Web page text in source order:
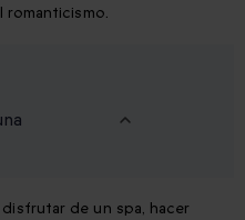
romanticismo.
de un spa, hacer